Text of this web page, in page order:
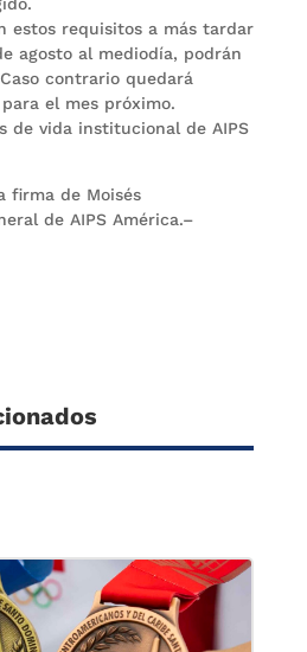
estos requisitos a más tardar
agosto al mediodía, podrán
contrario quedará
el mes próximo.
de vida institucional de AIPS
firma de Moisés
de AIPS América.–